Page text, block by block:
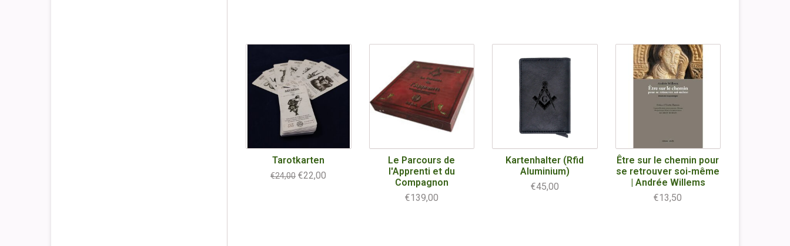
Tarotkarten
€24,00€22,00
Le Parcours de
l'Apprenti et du
Compagnon
€139,00
Kartenhalter (Rfid
Aluminium)
€45,00
Être sur le chemin pour
se retrouver soi-même
| Andrée Willems
€13,50